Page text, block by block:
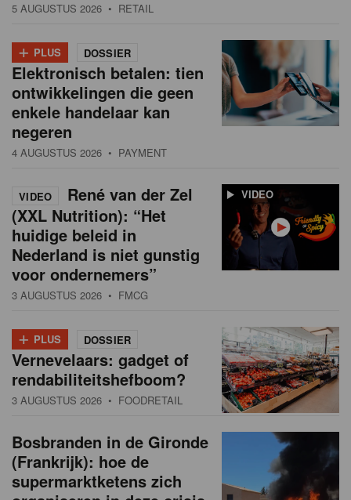
5 AUGUSTUS 2026 • RETAIL
+ PLUS DOSSIER
Elektronisch betalen: tien
ontwikkelingen die geen
enkele handelaar kan
negeren
4 AUGUSTUS 2026 • PAYMENT
VIDEO
VIDEO
René van der Zel
(XXL Nutrition): “Het
huidige beleid in
Nederland is niet gunstig
voor ondernemers”
3 AUGUSTUS 2026 • FMCG
+ PLUS DOSSIER
Vernevelaars: gadget of
rendabiliteitshefboom?
3 AUGUSTUS 2026 • FOODRETAIL
Bosbranden in de Gironde
(Frankrijk): hoe de
supermarktketens zich